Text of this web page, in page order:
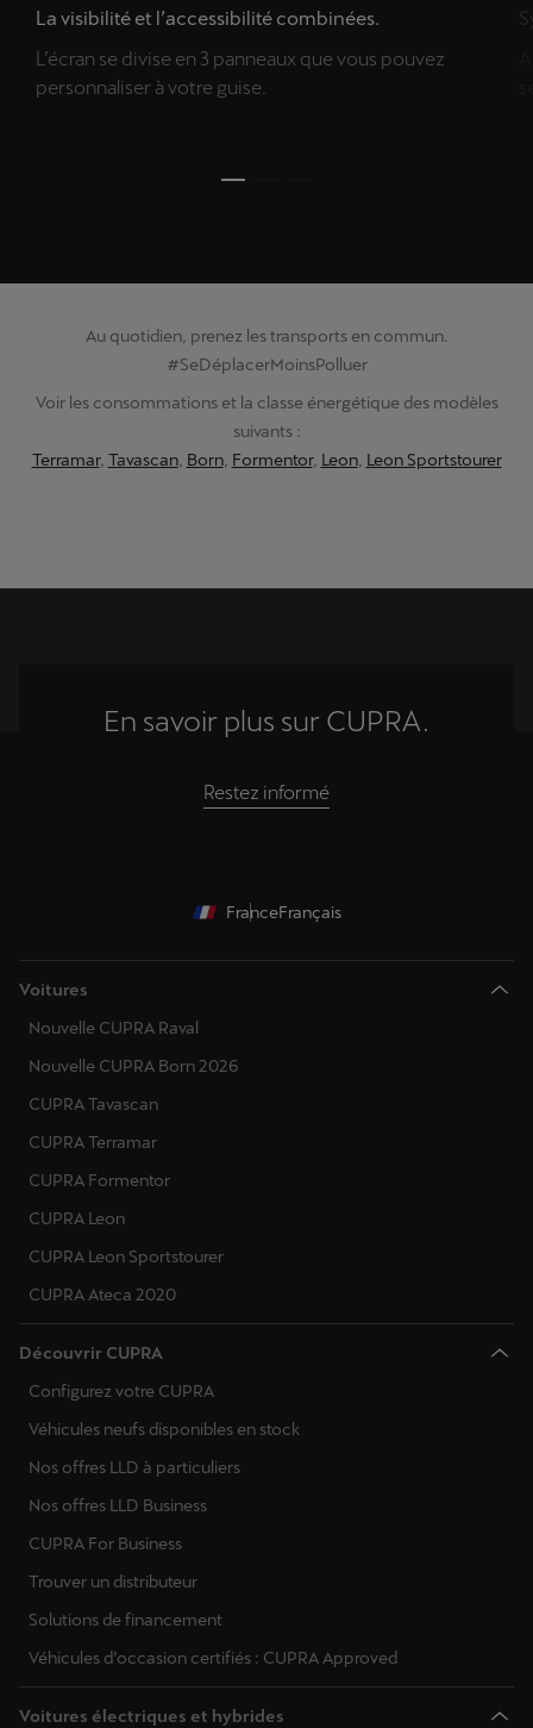
La visibilité et l’accessibilité combinées.
L’écran se divise en 3 panneaux que vous pouvez
personnaliser à votre guise.
Au quotidien, prenez les transports en commun.
#SeDéplacerMoinsPolluer
Voir les consommations et la classe énergétique des modèles
suivants :
Terramar, Tavascan, Born, Formentor, Leon, Leon Sportstourer
En savoir plus sur CUPRA.
Restez informé
FranceFrançais
Voitures
Nouvelle CUPRA Raval
Nouvelle CUPRA Born 2026
CUPRA Tavascan
CUPRA Terramar
CUPRA Formentor
CUPRA Leon
CUPRA Leon Sportstourer
CUPRA Ateca 2020
Découvrir CUPRA
Configurez votre CUPRA
Véhicules neufs disponibles en stock
Nos offres LLD à particuliers
Nos offres LLD Business
CUPRA For Business
Trouver un distributeur
Solutions de financement
Véhicules d’occasion certifiés : CUPRA Approved
Voitures électriques et hybrides